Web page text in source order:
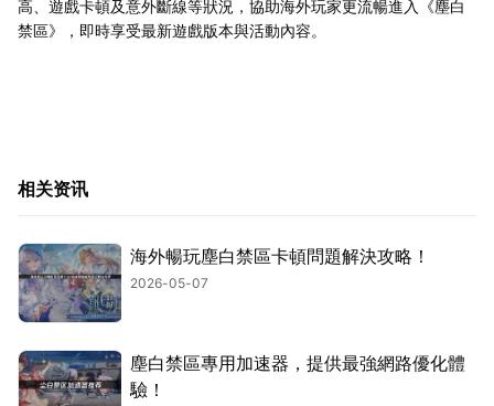
高、遊戲卡頓及意外斷線等狀況，協助海外玩家更流暢進入《塵白
禁區》，即時享受最新遊戲版本與活動內容。
相关资讯
海外暢玩塵白禁區卡頓問題解決攻略！
2026-05-07
塵白禁區專用加速器，提供最強網路優化體
驗！